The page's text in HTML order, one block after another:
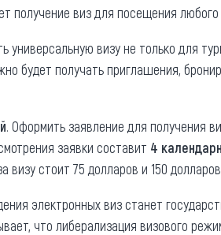
получение виз для посещения
визу не только для
будет получать приглашения,
. Оформить заявление для получения
заявки составит 4
визу стоит 75 долларов и 150
электронных виз станет
что либерализация визового